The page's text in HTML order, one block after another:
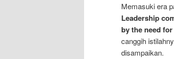
Memasuki era
Leadership
by the need
canggih
disampaikan.